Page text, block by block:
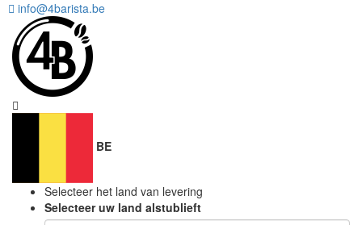
info@4barista.be
BE
Selecteer het land van levering
Selecteer uw land alstublieft